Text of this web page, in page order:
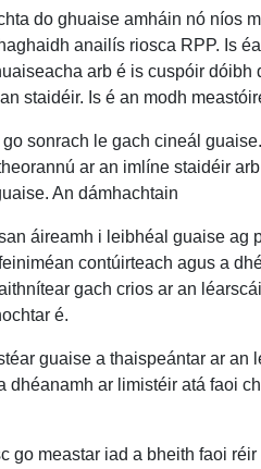
rioscaí
Bardas
Garonne.
do ghuaise amháin nó níos
anailís riosca RPP. Is
arb é is cuspóir
staidéir. Is é an modh
sonrach le gach cineál
ar an imlíne staidéir
An dámhachtain
áireamh i leibhéal guaise ag
contúirteach agus a
gach crios ar an
é.
guaise a thaispeántar ar an
dhéanamh ar limistéir atá faoi
go meastar iad a bheith faoi